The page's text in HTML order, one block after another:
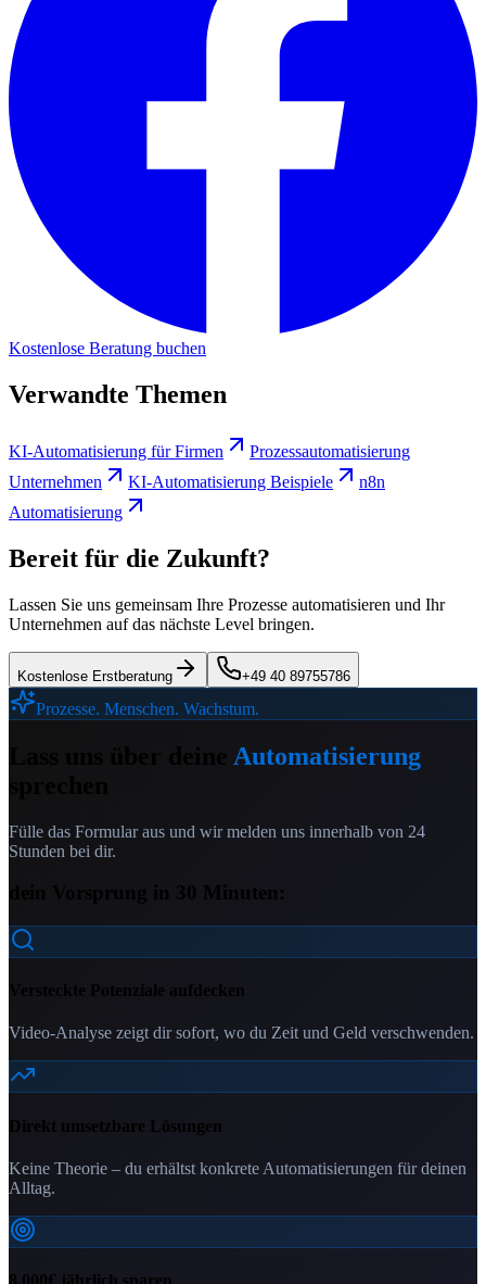
Kostenlose Beratung buchen
Verwandte Themen
KI-Automatisierung für Firmen
Prozessautomatisierung
Unternehmen
KI-Automatisierung Beispiele
n8n
Automatisierung
Bereit für die Zukunft?
Lassen Sie uns gemeinsam Ihre Prozesse automatisieren und Ihr
Unternehmen auf das nächste Level bringen.
Kostenlose Erstberatung +49 40 89755786
Prozesse. Menschen. Wachstum.
Automatisierung
Fülle das Formular aus und wir melden uns innerhalb von 24
Stunden bei dir.
dein Vorsprung in 30 Minuten:
Versteckte Potenziale aufdecken
Video-Analyse zeigt dir sofort, wo du Zeit und Geld verschwenden.
Direkt umsetzbare Lösungen
Keine Theorie – du erhältst konkrete Automatisierungen für deinen
Alltag.